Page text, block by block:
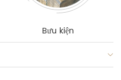
Bưu kiện